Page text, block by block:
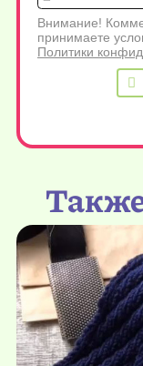
Внимание!
принимаете
Политики